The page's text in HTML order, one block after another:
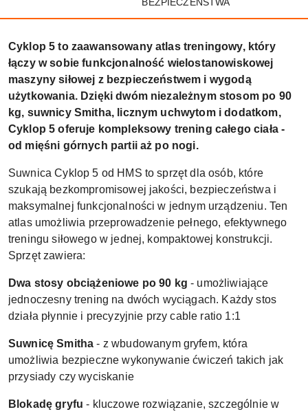
Cyklop 5 to zaawansowany atlas treningowy, który
łączy w sobie funkcjonalność wielostanowiskowej
maszyny siłowej z bezpieczeństwem i wygodą
użytkowania. Dzięki dwóm niezależnym stosom po 90
kg, suwnicy Smitha, licznym uchwytom i dodatkom,
Cyklop 5 oferuje kompleksowy trening całego ciała -
od mięśni górnych partii aż po nogi.
Suwnica Cyklop 5 od HMS to sprzęt dla osób, które
szukają bezkompromisowej jakości, bezpieczeństwa i
maksymalnej funkcjonalności w jednym urządzeniu. Ten
atlas umożliwia przeprowadzenie pełnego, efektywnego
treningu siłowego w jednej, kompaktowej konstrukcji.
Sprzęt zawiera:
Dwa stosy obciążeniowe po 90 kg - umożliwiające
jednoczesny trening na dwóch wyciągach. Każdy stos
działa płynnie i precyzyjnie przy cable ratio 1:1
Suwnicę Smitha - z wbudowanym gryfem, która
umożliwia bezpieczne wykonywanie ćwiczeń takich jak
przysiady czy wyciskanie
Blokadę gryfu - kluczowe rozwiązanie, szczególnie w